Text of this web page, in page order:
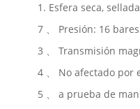
1. Esfera seca,
7 、 Presión: 16
3 、 Transmisión
4 、 No afectado por
5 、 a prueba de